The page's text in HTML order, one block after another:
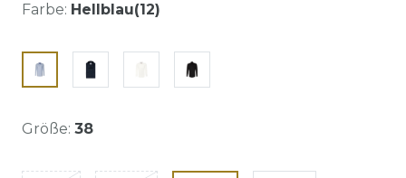
Farbe: Hellblau(12)
Größe: 38